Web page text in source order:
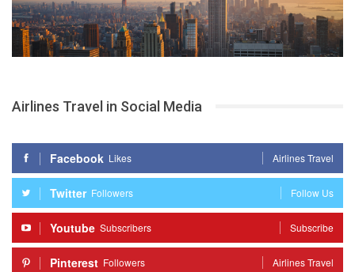
Airlines Travel in Social Media
Facebook Likes Airlines Travel
Twitter Followers Follow Us
Youtube Subscribers Subscribe
Pinterest Followers Airlines Travel